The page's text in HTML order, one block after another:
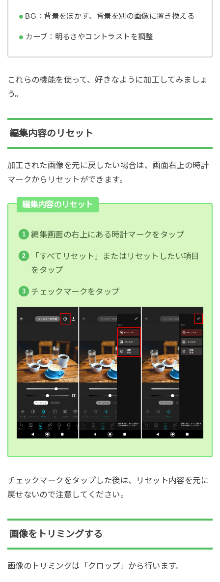
BG：背景をぼかす、背景を別の画像に置き換える
カーブ：明るさやコントラストを調整
これらの機能を使って、好きなように加工してみましょ
う。
編集内容のリセット
加工された画像を元に戻したい場合は、画面右上の時計
マークからリセットができます。
編集内容のリセット
編集画面の右上にある時計マークをタップ
「すべてリセット」またはリセットしたい項目
をタップ
チェックマークをタップ
チェックマークをタップした後は、リセット内容を元に
戻せないので注意してください。
画像をトリミングする
画像のトリミングは「クロップ」から行います。